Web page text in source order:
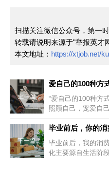
扫描关注微信公众号，第一
转载请说明来源于"举报英才
本文地址： https://xtjob.net/
上一篇
爱自己的100种方
“爱自己的100种方
照顾自己，宠爱自
下一篇
毕业前后，你的消
毕业前后，我的消
化主要源自生活阶